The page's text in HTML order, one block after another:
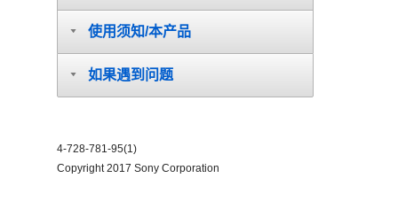
使用须知/本产品
如果遇到问题
4-728-781-95(1)
Copyright 2017 Sony Corporation